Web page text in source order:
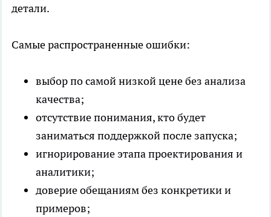
детали.
Самые распространенные ошибки:
выбор по самой низкой цене без анализа
качества;
отсутствие понимания, кто будет
заниматься поддержкой после запуска;
игнорирование этапа проектирования и
аналитики;
доверие обещаниям без конкретики и
примеров;